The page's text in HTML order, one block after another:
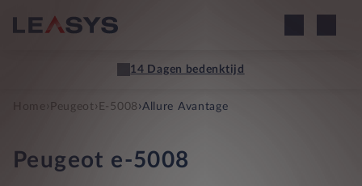
14 Dagen bedenktijd
Home › Peugeot › E-5008 ›Allure Avantage
Peugeot e-5008